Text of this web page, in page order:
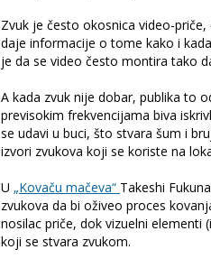
Zvuk je često okosnica video-
daje informacije o tome kako i
je da se video često montira tako
A kada zvuk nije dobar, publika to
previsokim frekvencijama biva
se udavi u buci, što stvara šum i
izvori zvukova koji se koriste na
U „Kovaču mačeva“ Takeshi
zvukova da bi oživeo proces
nosilac priče, dok vizuelni elementi
koji se stvara zvukom.